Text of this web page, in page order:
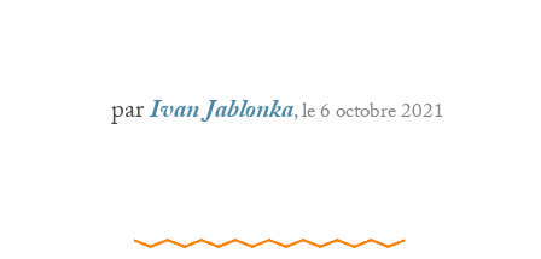
parIvan Jablonka, le 6 octobre 2021